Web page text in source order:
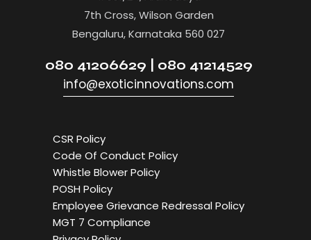
7th Cross, Wilson Garden
Bengaluru, Karnataka 560 027
080 41206629 | 080 41214529
info@exoticinnovations.com
CSR Policy
Code Of Conduct Policy
Whistle Blower Policy
POSH Policy
Employee Grievance Redressal Policy
MGT 7 Compliance